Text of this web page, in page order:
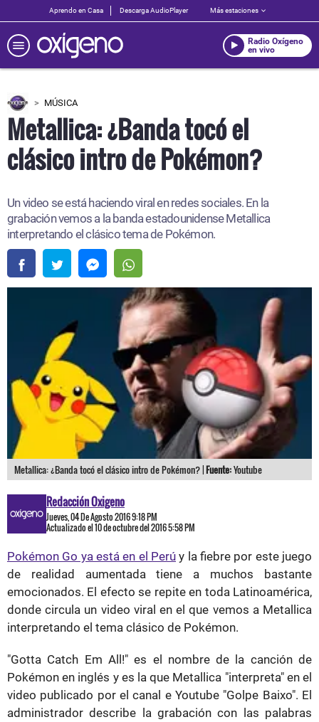
Aprendo en Casa Descarga AudioPlayer Más estaciones
Radio Oxígeno
en vivo
MÚSICA
Metallica: ¿Banda tocó el
clásico intro de Pokémon?
Un video se está haciendo viral en redes sociales. En la
grabación vemos a la banda estadounidense Metallica
interpretando el clásico tema de Pokémon.
Metallica: ¿Banda tocó el clásico intro de Pokémon? |Fuente:Youtube
Redacción Oxigeno
Jueves, 04 De Agosto 2016 9:18 PM
Actualizado el 10 de octubre del 2016 5:58 PM
Pokémon Go ya está en el Perú y la fiebre por este juego
de realidad aumentada tiene a muchos bastante
emocionados. El efecto se repite en toda Latinoamérica,
donde circula un video viral en el que vemos a Metallica
interpretando el tema clásico de Pokémon.
"Gotta Catch Em All!" es el nombre de la canción de
Pokémon en inglés y es la que Metallica "interpreta" en el
video publicado por el canal e Youtube "Golpe Baixo". El
administrador describe la grabación con las palabras